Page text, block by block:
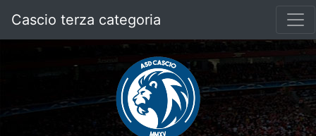
Cascio terza categoria